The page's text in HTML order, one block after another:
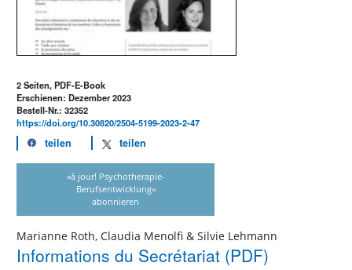
2 Seiten, PDF-E-Book
Erschienen: Dezember 2023
Bestell-Nr.: 32352
https://doi.org/10.30820/2504-5199-2023-2-47
teilen teilen
»à jour! Psychotherapie-
Berufsentwicklung«
abonnieren
Marianne Roth, Claudia Menolfi & Silvie Lehmann
Informations du Secrétariat (PDF)